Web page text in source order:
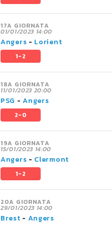
17A GIORNATA
01/01/2023 14:00
Angers - Lorient
1-2
18A GIORNATA
11/01/2023 20:00
PSG -Angers
2-0
19A GIORNATA
15/01/2023 14:00
Angers - Clermont
1-2
20A GIORNATA
29/01/2023 14:00
Brest - Angers